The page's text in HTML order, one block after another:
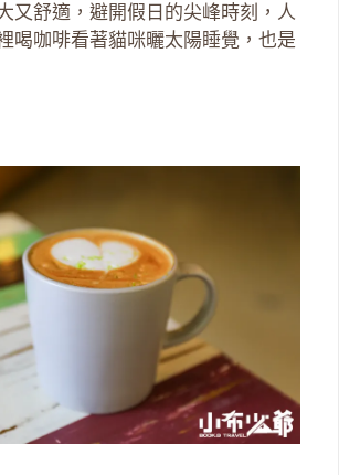
又舒適，避開假日的尖峰時刻，人
喝咖啡看著貓咪曬太陽睡覺，也是